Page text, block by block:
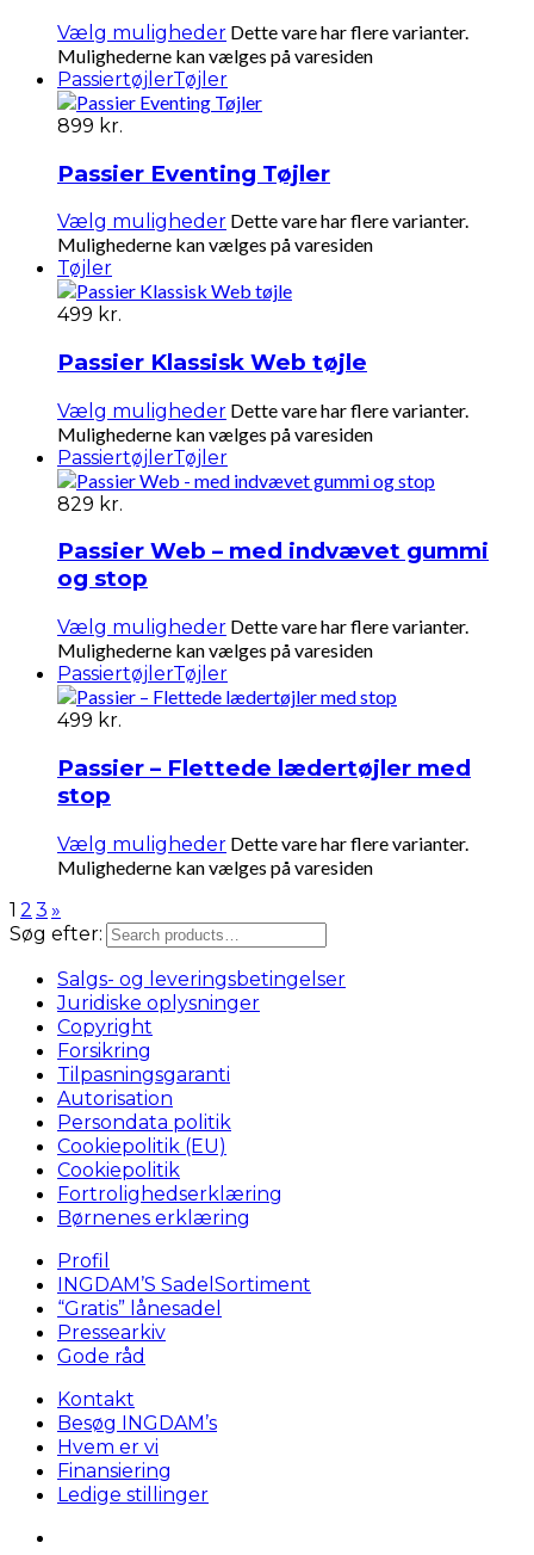
Vælg muligheder Dette vare har flere varianter.
Mulighederne kan vælges på varesiden
PassiertøjlerTøjler
899 kr.
Passier Eventing Tøjler
Vælg muligheder Dette vare har flere varianter.
Mulighederne kan vælges på varesiden
Tøjler
499 kr.
Passier Klassisk Web tøjle
Vælg muligheder Dette vare har flere varianter.
Mulighederne kan vælges på varesiden
PassiertøjlerTøjler
829 kr.
Passier Web – med indvævet gummi
og stop
Vælg muligheder Dette vare har flere varianter.
Mulighederne kan vælges på varesiden
PassiertøjlerTøjler
499 kr.
Passier – Flettede lædertøjler med
stop
Vælg muligheder Dette vare har flere varianter.
Mulighederne kan vælges på varesiden
1 2 3 »
Søg efter:
Salgs- og leveringsbetingelser
Juridiske oplysninger
Copyright
Forsikring
Tilpasningsgaranti
Autorisation
Persondata politik
Cookiepolitik (EU)
Cookiepolitik
Fortrolighedserklæring
Børnenes erklæring
Profil
INGDAM’S SadelSortiment
“Gratis” lånesadel
Pressearkiv
Gode råd
Kontakt
Besøg INGDAM’s
Hvem er vi
Finansiering
Ledige stillinger